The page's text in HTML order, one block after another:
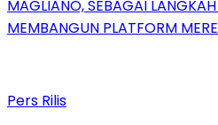
MAGLIANO, SEBAGAI
MEMBANGUN PLATFORM
Pers Rilis